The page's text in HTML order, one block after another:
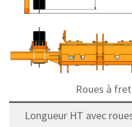
Roues à
Longueur HT avec